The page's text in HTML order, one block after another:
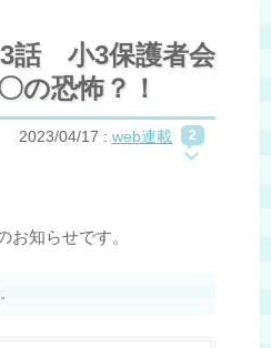
話 小3保護者会
の恐怖？！
2023/04/17 : web連載 2
お知らせです。